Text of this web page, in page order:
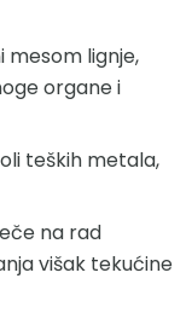
mesom lignje,
organe i
teških metala,
na rad
višak tekućine